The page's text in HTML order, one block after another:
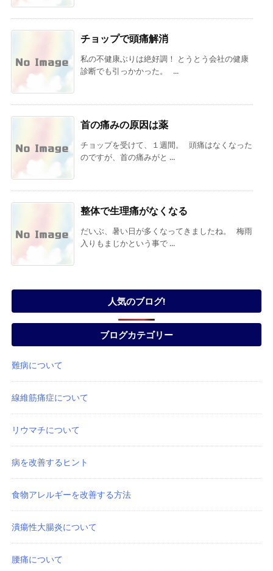
チョップで頭痛解消
私の不健康ぶりは絶好調！ とうとう会社の健康
診断でも引っかかった。 ...
首の痛みの原因は薬
チョップを受けて、１週間。 頭痛はなくなった
のですが、首の痛みがと ...
整体で生理痛がなくなる
だいぶ、暑い日が多くなってきましたね。 梅雨
入りもまじかという事で ...
人気のブログ!
ブログカテゴリー
難病について
線維筋痛症について
リウマチについて
病を改善するヒント
食物アレルギーを改善する方法
潰瘍性大腸炎について
腰痛について